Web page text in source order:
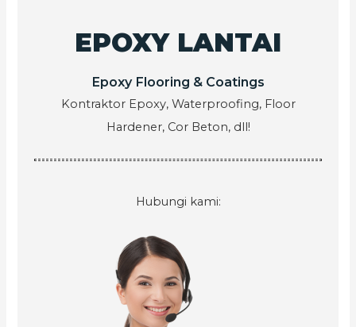
EPOXY LANTAI
Epoxy Flooring & Coatings
Kontraktor Epoxy, Waterproofing, Floor
Hardener, Cor Beton, dll!
Hubungi kami: